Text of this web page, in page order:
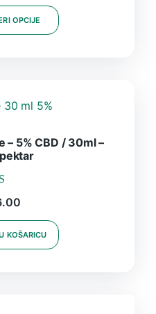
OPCIJE
– 5% CBD / 30ml –
5
KOŠARICU